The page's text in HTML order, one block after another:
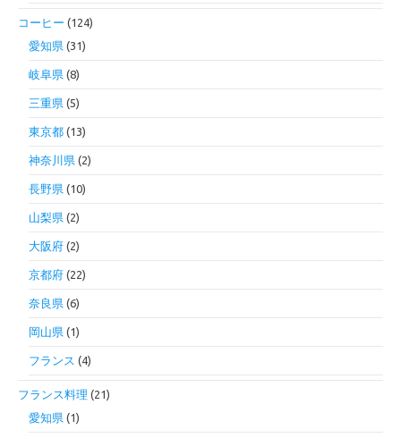
コーヒー (124)
愛知県 (31)
岐阜県 (8)
三重県 (5)
東京都 (13)
神奈川県 (2)
長野県 (10)
山梨県 (2)
大阪府 (2)
京都府 (22)
奈良県 (6)
岡山県 (1)
フランス (4)
フランス料理 (21)
愛知県 (1)